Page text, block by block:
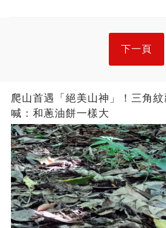
下一頁
爬山首遇「絕美山神」！三角
喊：和蔥油餅一樣大